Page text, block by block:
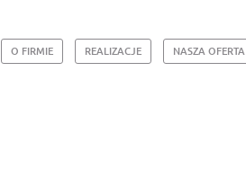
O FIRMIE REALIZACJE NASZA OFERTA